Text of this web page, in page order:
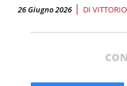
26 Giugno 2026 | DI